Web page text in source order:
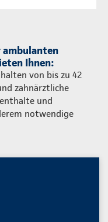
ambulanten
Ihnen:
von bis zu 42
zahnärztliche
und
notwendige